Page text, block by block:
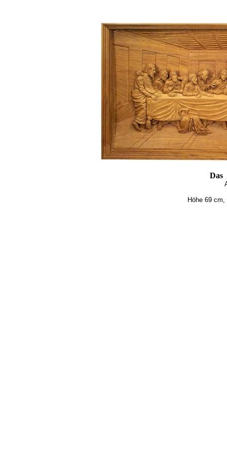
Das
Höhe 69